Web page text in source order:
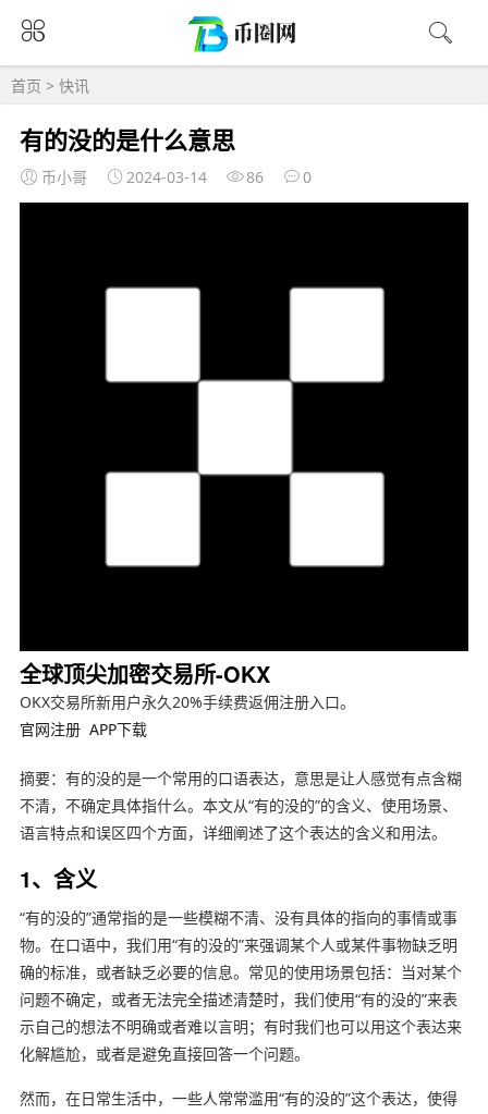
首页 > 快讯
有的没的是什么意思
币小哥 2024-03-14 86 0
全球顶尖加密交易所-OKX
OKX交易所新用户永久20%手续费返佣注册入口。
官网注册 APP下载
摘要：有的没的是一个常用的口语表达，意思是让人感觉有点含糊
不清，不确定具体指什么。本文从“有的没的”的含义、使用场景、
语言特点和误区四个方面，详细阐述了这个表达的含义和用法。
1、含义
“有的没的”通常指的是一些模糊不清、没有具体的指向的事情或事
物。在口语中，我们用“有的没的”来强调某个人或某件事物缺乏明
确的标准，或者缺乏必要的信息。常见的使用场景包括：当对某个
问题不确定，或者无法完全描述清楚时，我们使用“有的没的”来表
示自己的想法不明确或者难以言明；有时我们也可以用这个表达来
化解尴尬，或者是避免直接回答一个问题。
然而，在日常生活中，一些人常常滥用“有的没的”这个表达，使得